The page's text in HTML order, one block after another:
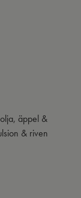
äppel &
& riven